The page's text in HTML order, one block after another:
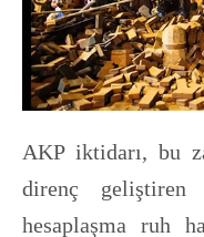
AKP iktidarı, bu
direnç
hesaplaşma ruh